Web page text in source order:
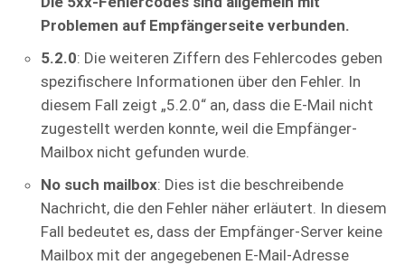
Problemen auf Empfängerseite verbunden.
5.2.0: Die weiteren Ziffern des Fehlercodes geben
spezifischere Informationen über den Fehler. In
diesem Fall zeigt „5.2.0“ an, dass die E-Mail nicht
zugestellt werden konnte, weil die Empfänger-
Mailbox nicht gefunden wurde.
No such mailbox: Dies ist die beschreibende
Nachricht, die den Fehler näher erläutert. In diesem
Fall bedeutet es, dass der Empfänger-Server keine
Mailbox mit der angegebenen E-Mail-Adresse